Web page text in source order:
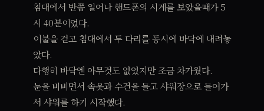
침대에서 반쯤 일어나 핸드폰의 시계를 보았을때가 5
시 40분이었다.
이불을 걷고 침대에서 두 다리를 동시에 바닥에 내려놓
았다.
다행히 바닥엔 아무것도 없었지만 조금 차가웠다.
눈을 비비면서 속옷과 수건을 들고 샤워장으로 들어가
서 샤워를 하기 시작했다.